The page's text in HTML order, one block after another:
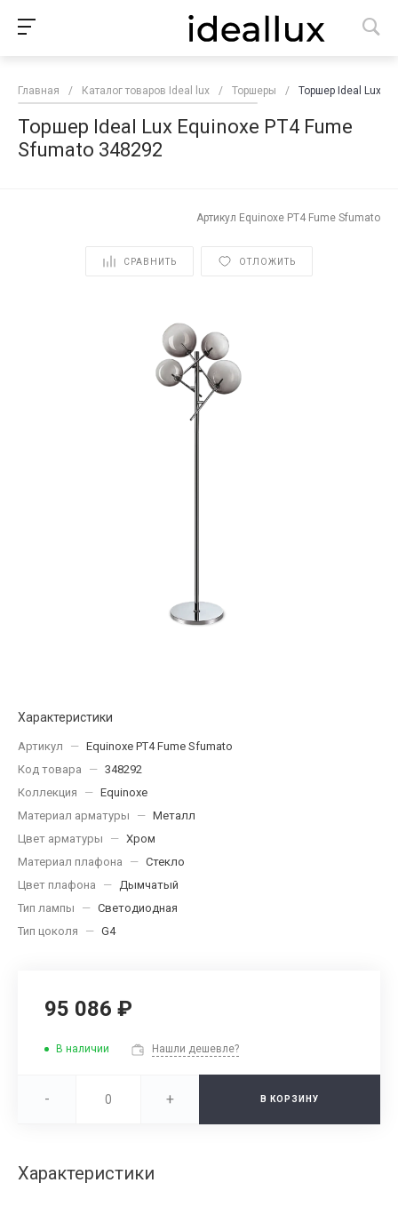
Главная / Каталог товаров Ideal lux / Торшеры / Торшер Ideal Lux
Торшер Ideal Lux Equinoxe PT4 Fume
Sfumato 348292
Артикул Equinoxe PT4 Fume Sfumato
СРАВНИТЬ ОТЛОЖИТЬ
Характеристики
Артикул — Equinoxe PT4 Fume Sfumato
Код товара
— 348292
Коллекция
— Equinoxe
Материал арматуры
— Металл
Цвет арматуры
— Хром
Материал плафона
— Стекло
Цвет плафона
— Дымчатый
Тип лампы
— Светодиодная
Тип цоколя
— G4
95 086 ₽
В наличии Нашли дешевле?
- + В КОРЗИНУ
Характеристики